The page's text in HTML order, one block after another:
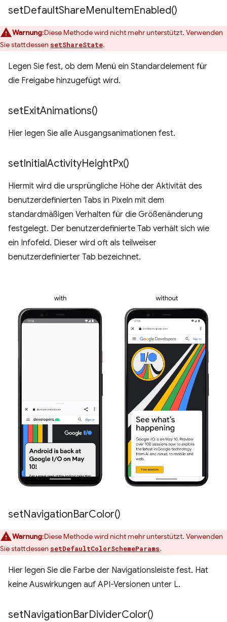
setDefaultShareMenuItemEnabled()
Warnung:Diese Methode wird nicht mehr unterstützt. Verwenden
Sie stattdessen setShareState.
Legen Sie fest, ob dem Menü ein Standardelement für
die Freigabe hinzugefügt wird.
setExitAnimations()
Hier legen Sie alle Ausgangsanimationen fest.
setInitialActivityHeightPx()
Hiermit wird die ursprüngliche Höhe der Aktivität des
benutzerdefinierten Tabs in Pixeln mit dem
standardmäßigen Verhalten für die Größenänderung
festgelegt. Der benutzerdefinierte Tab verhält sich wie
ein Infofeld. Dieser wird oft als teilweiser
benutzerdefinierter Tab bezeichnet.
setNavigationBarColor()
Warnung:Diese Methode wird nicht mehr unterstützt. Verwenden
Sie stattdessen setDefaultColorSchemeParams.
Hier legen Sie die Farbe der Navigationsleiste fest. Hat
keine Auswirkungen auf API-Versionen unter L.
setNavigationBarDividerColor()